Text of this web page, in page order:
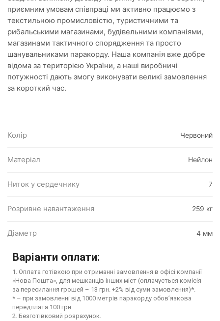
приємним умовам співпраці ми активно працюємо з
текстильною промисловістю, туристичними та
рибальськими магазинами, будівельними компаніями,
магазинами тактичного спорядження та просто
шанувальниками паракорду. Наша компанія вже добре
відома за територією України, а наші виробничі
потужності дають змогу виконувати великі замовлення
за короткий час.
Колір Червоний
Матеріал Нейлон
Ниток у сердечнику 7
Розривне навантаження 259 кг
Діаметр 4 мм
Варіанти оплати:
1. Оплата готівкою при отриманні замовлення в офісі компанії
«Нова Пошта», для мешканців інших міст (оплачується комісія
за пересилання грошей – 13 грн. +2% від суми замовлення)*.
* – при замовленні від 1000 метрів паракорду обов’язкова
передплата 100 грн.
2. Безготівковий розрахунок.